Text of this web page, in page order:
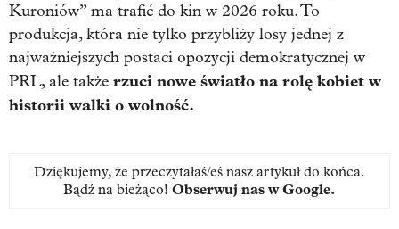
Kuroniów” ma trafić do kin w 2026 roku. To
produkcja, która nie tylko przybliży losy jednej z
najważniejszych postaci opozycji demokratycznej w
PRL, ale także rzuci nowe światło na rolę kobiet w
historii walki o wolność.
Dziękujemy, że przeczytałaś/eś nasz artykuł do końca.
Bądź na bieżąco! Obserwuj nas w Google.